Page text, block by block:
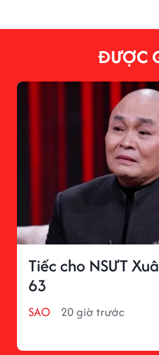
ĐƯỢC
Tiếc cho NSƯT
63
SAO 20 giờ trước